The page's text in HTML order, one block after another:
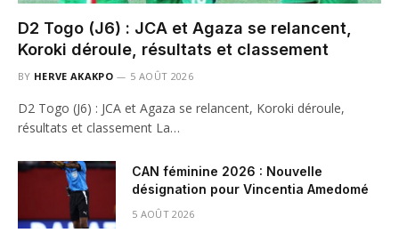
D2 Togo (J6) : JCA et Agaza se relancent,
Koroki déroule, résultats et classement
BY HERVE AKAKPO 5 AOÛT 2026
D2 Togo (J6) : JCA et Agaza se relancent, Koroki déroule,
résultats et classement La…
CAN féminine 2026 : Nouvelle
désignation pour Vincentia Amedomé
5 AOÛT 2026